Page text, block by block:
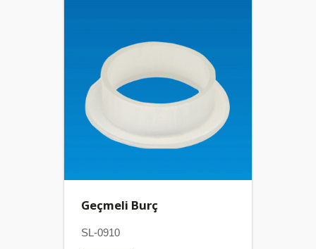
Geçmeli Burç
SL-0910